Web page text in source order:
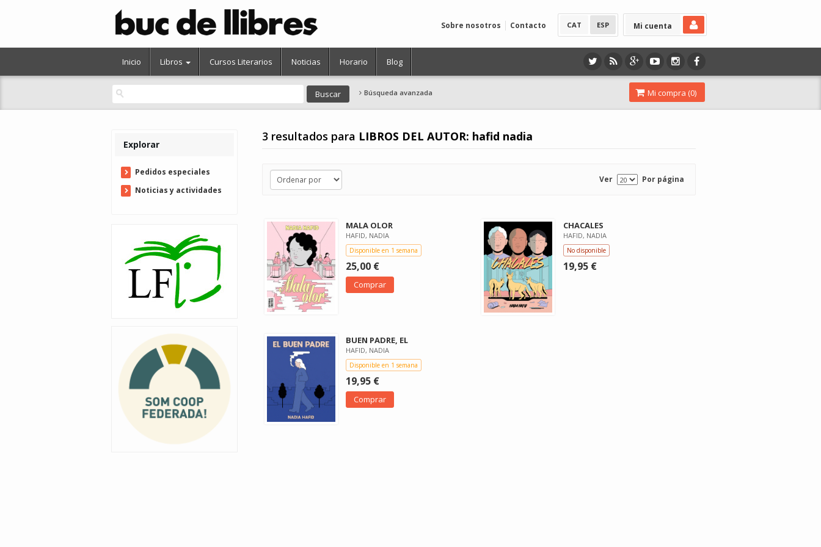
Mi cuenta
CAT ESP
Sobre nosotros Contacto
Inicio Libros Cursos Literarios Noticias Horario Blog
Búsqueda avanzada Mi compra (0)
3 resultados para LIBROS DEL AUTOR: hafid nadia
Ver Por página
MALA OLOR
HAFID, NADIA
Disponible en 1 semana
25,00 €
Comprar
CHACALES
HAFID, NADIA
No disponible
19,95 €
BUEN PADRE, EL
HAFID, NADIA
Disponible en 1 semana
19,95 €
Comprar
Explorar
Pedidos especiales
Noticias y actividades